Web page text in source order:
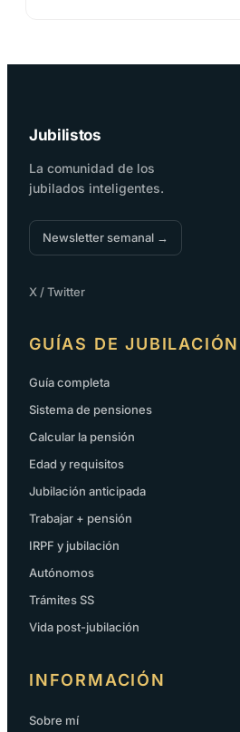
Jubilistos
La comunidad de los
jubilados inteligentes.
Newsletter semanal →
X / Twitter
GUÍAS DE JUBILACIÓN
Guía completa
Sistema de pensiones
Calcular la pensión
Edad y requisitos
Jubilación anticipada
Trabajar + pensión
IRPF y jubilación
Autónomos
Trámites SS
Vida post-jubilación
INFORMACIÓN
Sobre mí